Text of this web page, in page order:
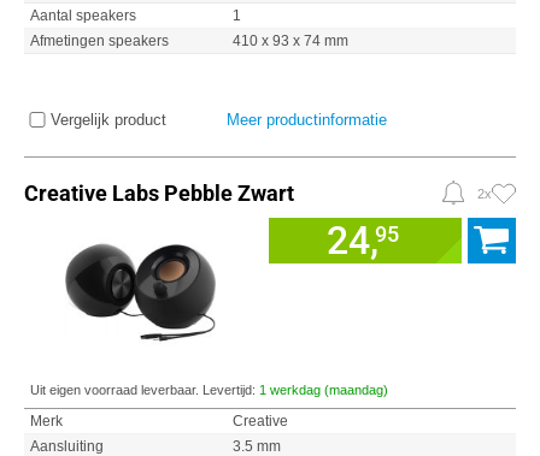
Aantal speakers
1
Afmetingen speakers
410 x 93 x 74 mm
Vergelijk product Meer productinformatie
Creative Labs Pebble Zwart 2x
24,95
Uit eigen voorraad leverbaar. Levertijd: 1 werkdag (maandag)
Merk
Creative
Aansluiting
3.5 mm